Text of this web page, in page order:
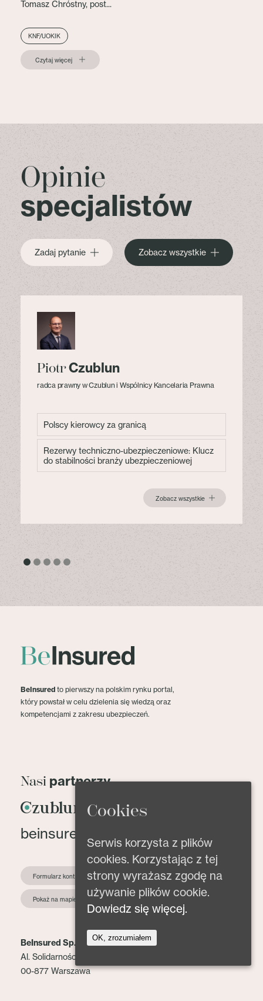
Tomasz Chróstny, post...
KNF/UOKIK
Czytaj więcej
Opinie
specjalistów
Zadaj pytanie Zobacz wszystkie
PiotrCzublun
radca prawny w Czublun i Wspólnicy Kancelaria Prawna
Polscy kierowcy za granicą
Rezerwy techniczno-ubezpieczeniowe: Klucz
do stabilności branży ubezpieczeniowej
Zobacz wszystkie
BeInsured to pierwszy na polskim rynku portal,
który powstał w celu dzielenia się wiedzą oraz
kompetencjami z zakresu ubezpieczeń.
Nasi partnerzy
beinsured@beinsured.pl
Formularz kontaktowy
Pokaż na mapie
BeInsured Sp. z o.o.
Al. Solidarności 153 lok. 2
00-877 Warszawa
Cookies
Serwis korzysta z plików
cookies. Korzystając z tej
strony wyrażasz zgodę na
używanie plików cookie.
Dowiedz się więcej.
OK, zrozumiałem